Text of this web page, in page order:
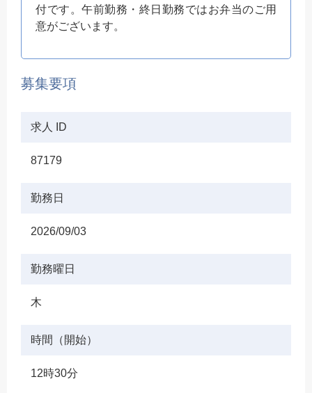
付です。午前勤務・終日勤務ではお弁当のご用
意がございます。
募集要項
求人 ID
87179
勤務日
2026/09/03
勤務曜日
木
時間（開始）
12時30分